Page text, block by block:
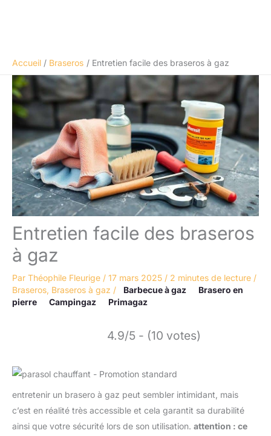
Accueil Braseros Entretien facile des braseros à gaz
Entretien facile des braseros
à gaz
Par Théophile Fleurige / 17 mars 2025 / 2 minutes de lecture /
Braseros, Braseros à gaz / Barbecue à gaz
Brasero en
pierre
Campingaz Primagaz
4.9/5 - (10 votes)
entretenir un brasero à gaz peut sembler intimidant, mais
c’est en réalité très accessible et cela garantit sa durabilité
ainsi que votre sécurité lors de son utilisation. attention : ce